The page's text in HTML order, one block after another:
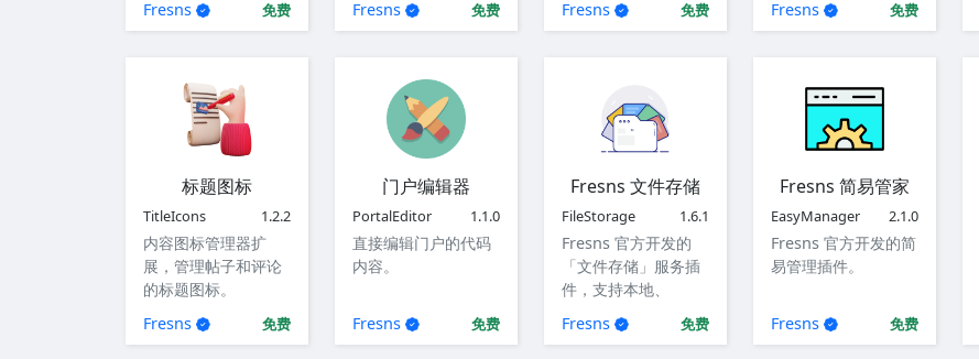
Fresns 免费
Fresns
免费 Fresns 免费 Fresns 免费
标题图标
TitleIcons 1.2.2
内容图标管理器扩
展，管理帖子和评论
的标题图标。
Fresns
免费
门户编辑器
PortalEditor 1.1.0
直接编辑门户的代码
内容。
Fresns 免费
Fresns 文件存储
FileStorage 1.6.1
Fresns 官方开发的
「文件存储」服务插
件，支持本地、
FTP、SFTP 三种存储
方式。
Fresns 免费
Fresns 简易管家
EasyManager 2.1.0
Fresns 官方开发的简
易管理插件。
Fresns 免费